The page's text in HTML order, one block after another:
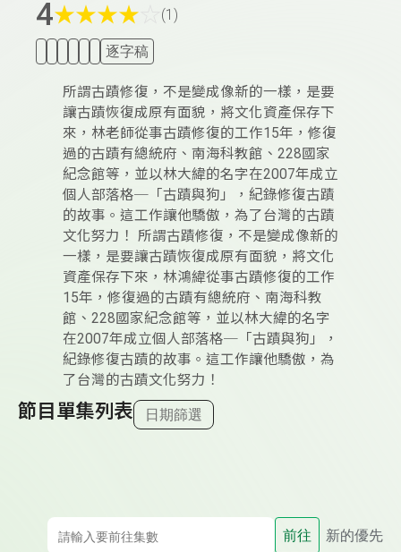
4★★★★ (1)
逐字稿
所謂古蹟修復，不是變成像新的一樣，是要
讓古蹟恢復成原有面貌，將文化資產保存下
來，林老師從事古蹟修復的工作15年，修復
過的古蹟有總統府、南海科教館、228國家
紀念館等，並以林大緯的名字在2007年成立
個人部落格─「古蹟與狗」，紀錄修復古蹟
的故事。這工作讓他驕傲，為了台灣的古蹟
文化努力！ 所謂古蹟修復，不是變成像新的
一樣，是要讓古蹟恢復成原有面貌，將文化
資產保存下來，林鴻緯從事古蹟修復的工作
15年，修復過的古蹟有總統府、南海科教
館、228國家紀念館等，並以林大緯的名字
在2007年成立個人部落格─「古蹟與狗」，
紀錄修復古蹟的故事。這工作讓他驕傲，為
了台灣的古蹟文化努力！
節目單集列表 日期篩選
前往 新的優先